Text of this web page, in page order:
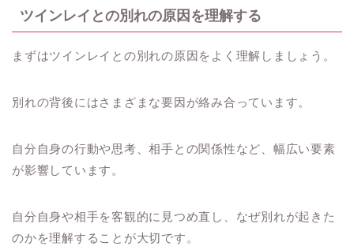
ツインレイとの別れの原因を理解する
まずはツインレイとの別れの原因をよく理解しましょう。
別れの背後にはさまざまな要因が絡み合っています。
自分自身の行動や思考、相手との関係性など、幅広い要素
が影響しています。
自分自身や相手を客観的に見つめ直し、なぜ別れが起きた
のかを理解することが大切です。